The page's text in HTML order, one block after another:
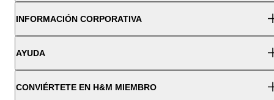
INFORMACIÓN CORPORATIVA
AYUDA
CONVIÉRTETE EN H&M MIEMBRO